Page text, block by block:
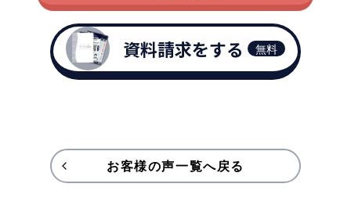
資料請求をする 無料
お客様の声一覧へ戻る